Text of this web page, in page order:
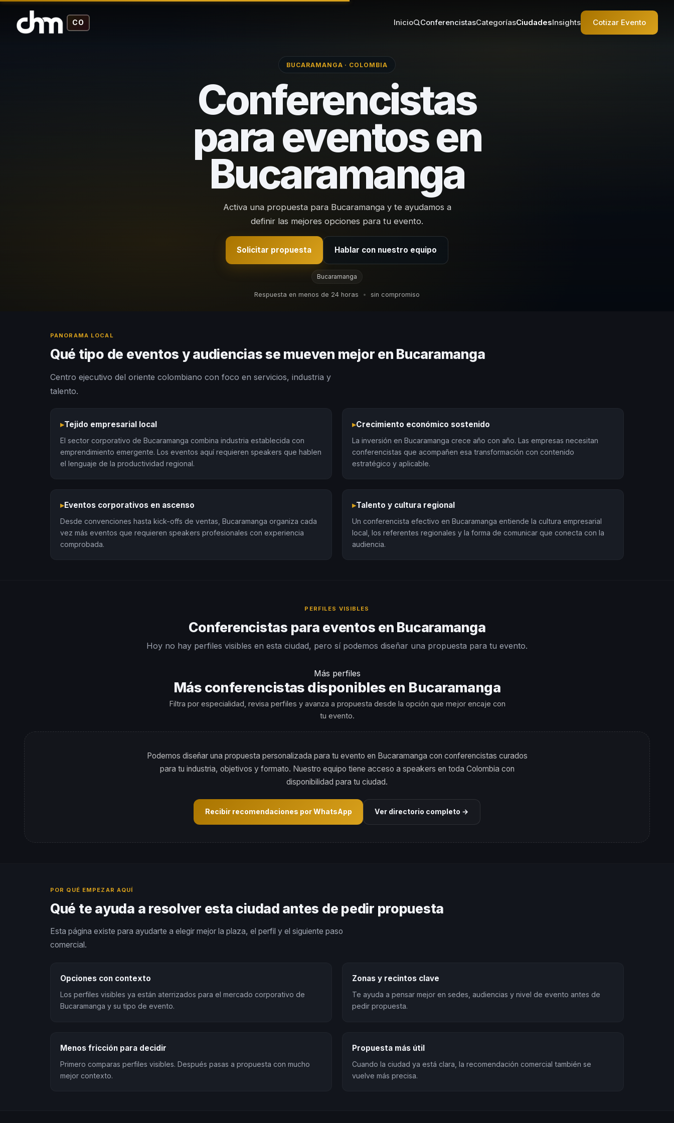
CO Inicio ConferencistasCategoríasCiudadesInsights Cotizar Evento
BUCARAMANGA · COLOMBIA
Conferencistas
para eventos en
Bucaramanga
Activa una propuesta para Bucaramanga y te ayudamos a
definir las mejores opciones para tu evento.
Solicitar propuesta Hablar con nuestro equipo
Bucaramanga
Respuesta en menos de 24 horas • sin compromiso
PANORAMA LOCAL
Qué tipo de eventos y audiencias se mueven mejor en Bucaramanga
Centro ejecutivo del oriente colombiano con foco en servicios, industria y
talento.
▸Tejido empresarial local
El sector corporativo de Bucaramanga combina industria establecida con
emprendimiento emergente. Los eventos aquí requieren speakers que hablen
el lenguaje de la productividad regional.
▸Crecimiento económico sostenido
La inversión en Bucaramanga crece año con año. Las empresas necesitan
conferencistas que acompañen esa transformación con contenido
estratégico y aplicable.
▸Eventos corporativos en ascenso
Desde convenciones hasta kick-offs de ventas, Bucaramanga organiza cada
vez más eventos que requieren speakers profesionales con experiencia
comprobada.
▸Talento y cultura regional
Un conferencista efectivo en Bucaramanga entiende la cultura empresarial
local, los referentes regionales y la forma de comunicar que conecta con la
audiencia.
PERFILES VISIBLES
Conferencistas para eventos en Bucaramanga
Hoy no hay perfiles visibles en esta ciudad, pero sí podemos diseñar una propuesta para tu evento.
Más perfiles
Más conferencistas disponibles en Bucaramanga
Filtra por especialidad, revisa perfiles y avanza a propuesta desde la opción que mejor encaje con
tu evento.
Podemos diseñar una propuesta personalizada para tu evento en Bucaramanga con conferencistas curados
para tu industria, objetivos y formato. Nuestro equipo tiene acceso a speakers en toda Colombia con
disponibilidad para tu ciudad.
Recibir recomendaciones por WhatsApp Ver directorio completo →
POR QUÉ EMPEZAR AQUÍ
Qué te ayuda a resolver esta ciudad antes de pedir propuesta
Esta página existe para ayudarte a elegir mejor la plaza, el perfil y el siguiente paso
comercial.
Opciones con contexto
Los perfiles visibles ya están aterrizados para el mercado corporativo de
Bucaramanga y su tipo de evento.
Zonas y recintos clave
Te ayuda a pensar mejor en sedes, audiencias y nivel de evento antes de
pedir propuesta.
Menos fricción para decidir
Primero comparas perfiles visibles. Después pasas a propuesta con mucho
mejor contexto.
Propuesta más útil
Cuando la ciudad ya está clara, la recomendación comercial también se
vuelve más precisa.